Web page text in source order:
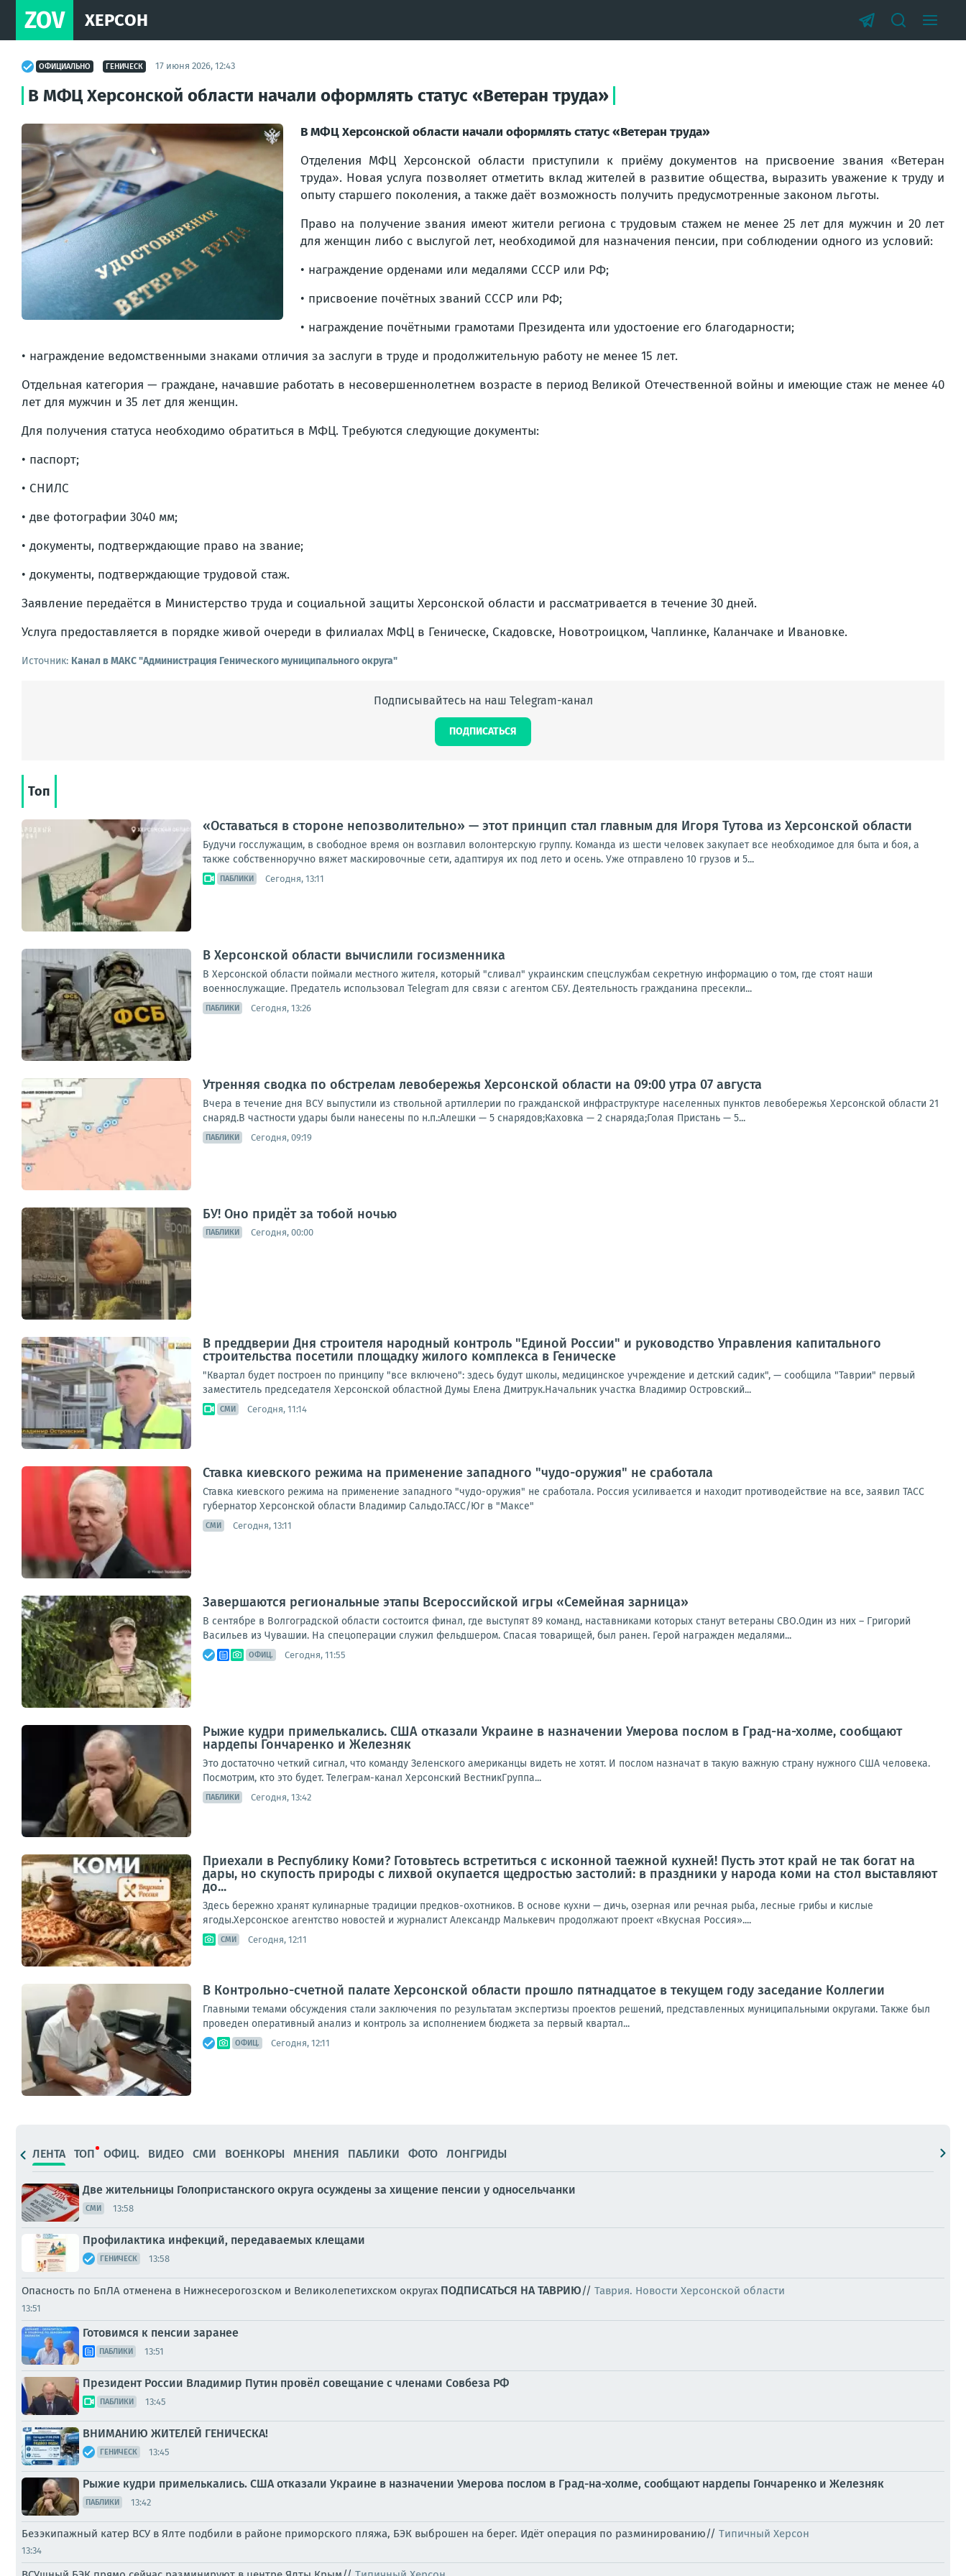
ZOV ХЕРСОН
ОФИЦИАЛЬНО ГЕНИЧЕСК 17 июня 2026, 12:43
В МФЦ Херсонской области начали оформлять статус «Ветеран труда»
В МФЦ Херсонской области начали оформлять статус «Ветеран труда»
Отделения МФЦ Херсонской области приступили к приёму документов на присвоение звания «Ветеран
труда». Новая услуга позволяет отметить вклад жителей в развитие общества, выразить уважение к труду и
опыту старшего поколения, а также даёт возможность получить предусмотренные законом льготы.
Право на получение звания имеют жители региона с трудовым стажем не менее 25 лет для мужчин и 20 лет
для женщин либо с выслугой лет, необходимой для назначения пенсии, при соблюдении одного из условий:
• награждение орденами или медалями СССР или РФ;
• присвоение почётных званий СССР или РФ;
• награждение почётными грамотами Президента или удостоение его благодарности;
• награждение ведомственными знаками отличия за заслуги в труде и продолжительную работу не менее 15 лет.
Отдельная категория — граждане, начавшие работать в несовершеннолетнем возрасте в период Великой Отечественной войны и имеющие стаж не менее 40
лет для мужчин и 35 лет для женщин.
Для получения статуса необходимо обратиться в МФЦ. Требуются следующие документы:
• паспорт;
• СНИЛС
• две фотографии 3040 мм;
• документы, подтверждающие право на звание;
• документы, подтверждающие трудовой стаж.
Заявление передаётся в Министерство труда и социальной защиты Херсонской области и рассматривается в течение 30 дней.
Услуга предоставляется в порядке живой очереди в филиалах МФЦ в Геническе, Скадовске, Новотроицком, Чаплинке, Каланчаке и Ивановке.
Источник: Канал в МАКС "Администрация Генического муниципального округа"
Подписывайтесь на наш Telegram-канал
ПОДПИСАТЬСЯ
Топ
«Оставаться в стороне непозволительно» — этот принцип стал главным для Игоря Тутова из Херсонской области
Будучи госслужащим, в свободное время он возглавил волонтерскую группу. Команда из шести человек закупает все необходимое для быта и боя, а
также собственноручно вяжет маскировочные сети, адаптируя их под лето и осень. Уже отправлено 10 грузов и 5...
ПАБЛИКИ Сегодня, 13:11
В Херсонской области вычислили госизменника
В Херсонской области поймали местного жителя, который "сливал" украинским спецслужбам секретную информацию о том, где стоят наши
военнослужащие. Предатель использовал Telegram для связи с агентом СБУ. Деятельность гражданина пресекли...
ПАБЛИКИ Сегодня, 13:26
Утренняя сводка по обстрелам левобережья Херсонской области на 09:00 утра 07 августа
Вчера в течение дня ВСУ выпустили из ствольной артиллерии по гражданской инфраструктуре населенных пунктов левобережья Херсонской области 21
снаряд.В частности удары были нанесены по н.п.:Алешки — 5 снарядов;Каховка — 2 снаряда;Голая Пристань — 5...
ПАБЛИКИ Сегодня, 09:19
БУ! Оно придёт за тобой ночью
ПАБЛИКИ Сегодня, 00:00
В преддверии Дня строителя народный контроль "Единой России" и руководство Управления капитального
строительства посетили площадку жилого комплекса в Геническе
"Квартал будет построен по принципу "все включено": здесь будут школы, медицинское учреждение и детский садик", — сообщила "Таврии" первый
заместитель председателя Херсонской областной Думы Елена Дмитрук.Начальник участка Владимир Островский...
СМИ Сегодня, 11:14
Ставка киевского режима на применение западного "чудо-оружия" не сработала
Ставка киевского режима на применение западного "чудо-оружия" не сработала. Россия усиливается и находит противодействие на все, заявил ТАСС
губернатор Херсонской области Владимир Сальдо.ТАСС/Юг в "Максе"
СМИ Сегодня, 13:11
Завершаются региональные этапы Всероссийской игры «Семейная зарница»
В сентябре в Волгоградской области состоится финал, где выступят 89 команд, наставниками которых станут ветераны СВО.Один из них – Григорий
Васильев из Чувашии. На спецоперации служил фельдшером. Спасая товарищей, был ранен. Герой награжден медалями...
ОФИЦ. Сегодня, 11:55
Рыжие кудри примелькались. США отказали Украине в назначении Умерова послом в Град-на-холме, сообщают
нардепы Гончаренко и Железняк
Это достаточно четкий сигнал, что команду Зеленского американцы видеть не хотят. И послом назначат в такую важную страну нужного США человека.
Посмотрим, кто это будет. Телеграм-канал Херсонский ВестникГруппа...
ПАБЛИКИ Сегодня, 13:42
Приехали в Республику Коми? Готовьтесь встретиться с исконной таежной кухней! Пусть этот край не так богат на
дары, но скупость природы с лихвой окупается щедростью застолий: в праздники у народа коми на стол выставляют
до...
Здесь бережно хранят кулинарные традиции предков-охотников. В основе кухни — дичь, озерная или речная рыба, лесные грибы и кислые
ягоды.Херсонское агентство новостей и журналист Александр Малькевич продолжают проект «Вкусная Россия»....
СМИ Сегодня, 12:11
В Контрольно-счетной палате Херсонской области прошло пятнадцатое в текущем году заседание Коллегии
Главными темами обсуждения стали заключения по результатам экспертизы проектов решений, представленных муниципальными округами. Также был
проведен оперативный анализ и контроль за исполнением бюджета за первый квартал...
ОФИЦ. Сегодня, 12:11
ЛЕНТА ТОП ОФИЦ. ВИДЕО СМИ ВОЕНКОРЫ МНЕНИЯ ПАБЛИКИ ФОТО ЛОНГРИДЫ
Две жительницы Голопристанского округа осуждены за хищение пенсии у односельчанки
СМИ 13:58
Профилактика инфекций, передаваемых клещами
ГЕНИЧЕСК 13:58
Опасность по БпЛА отменена в Нижнесерогозском и Великолепетихском округах ПОДПИСАТЬСЯ НА ТАВРИЮ// Таврия. Новости Херсонской области
13:51
Готовимся к пенсии заранее
ПАБЛИКИ 13:51
Президент России Владимир Путин провёл совещание с членами Совбеза РФ
ПАБЛИКИ 13:45
ВНИМАНИЮ ЖИТЕЛЕЙ ГЕНИЧЕСКА!
ГЕНИЧЕСК 13:45
Рыжие кудри примелькались. США отказали Украине в назначении Умерова послом в Град-на-холме, сообщают нардепы Гончаренко и Железняк
ПАБЛИКИ 13:42
Безэкипажный катер ВСУ в Ялте подбили в районе приморского пляжа, БЭК выброшен на берег. Идёт операция по разминированию// Типичный Херсон
13:34